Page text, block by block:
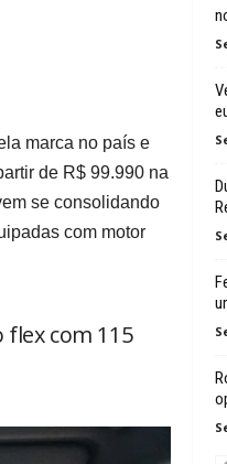
marca no país e
de R$ 99.990 na
se consolidando
com motor
com 115